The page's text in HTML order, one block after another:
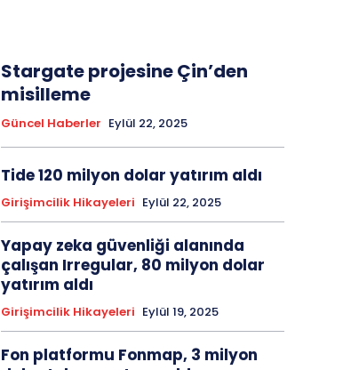
Stargate projesine Çin’den
misilleme
Güncel Haberler Eylül 22, 2025
Tide 120 milyon dolar yatırım aldı
Girişimcilik Hikayeleri Eylül 22, 2025
Yapay zeka güvenliği alanında
çalışan Irregular, 80 milyon dolar
yatırım aldı
Girişimcilik Hikayeleri Eylül 19, 2025
Fon platformu Fonmap, 3 milyon